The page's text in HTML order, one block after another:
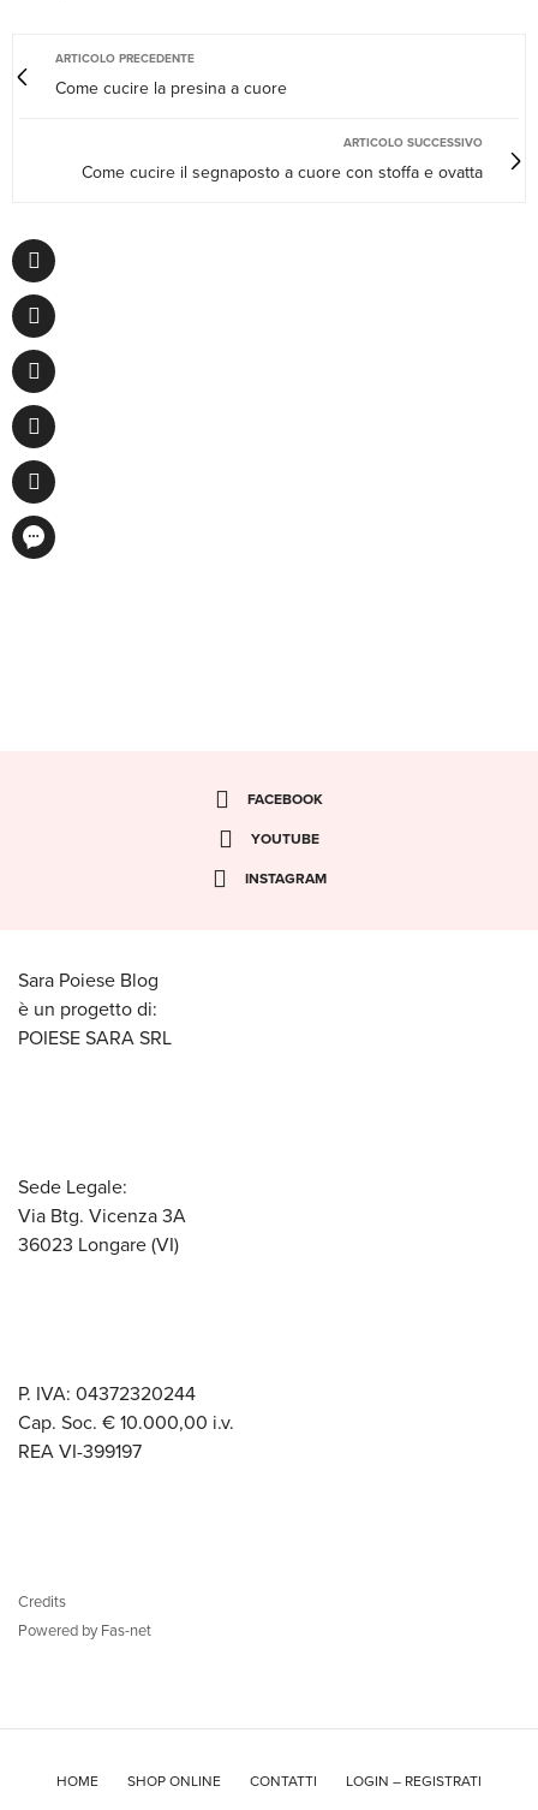
ARTICOLO PRECEDENTE
Come cucire la presina a cuore
ARTICOLO SUCCESSIVO
Come cucire il segnaposto a cuore con stoffa e ovatta
FACEBOOK
YOUTUBE
INSTAGRAM
Sara Poiese Blog
è un progetto di:
POIESE SARA SRL
Sede Legale:
Via Btg. Vicenza 3A
36023 Longare (VI)
P. IVA: 04372320244
Cap. Soc. € 10.000,00 i.v.
REA VI-399197
Credits
Powered by Fas-net
HOME SHOP ONLINE CONTATTI LOGIN – REGISTRATI